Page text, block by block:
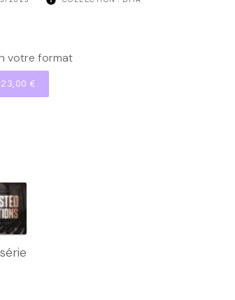
votre format
23,00 €